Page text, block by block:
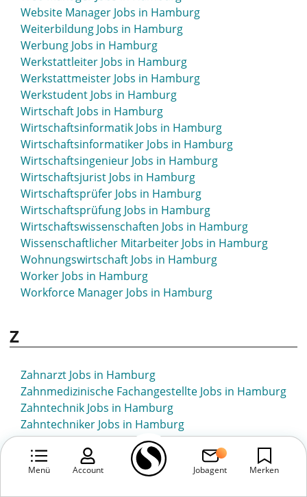
Website Manager Jobs in Hamburg
Weiterbildung Jobs in Hamburg
Werbung Jobs in Hamburg
Werkstattleiter Jobs in Hamburg
Werkstattmeister Jobs in Hamburg
Werkstudent Jobs in Hamburg
Wirtschaft Jobs in Hamburg
Wirtschaftsinformatik Jobs in Hamburg
Wirtschaftsinformatiker Jobs in Hamburg
Wirtschaftsingenieur Jobs in Hamburg
Wirtschaftsjurist Jobs in Hamburg
Wirtschaftsprüfer Jobs in Hamburg
Wirtschaftsprüfung Jobs in Hamburg
Wirtschaftswissenschaften Jobs in Hamburg
Wissenschaftlicher Mitarbeiter Jobs in Hamburg
Wohnungswirtschaft Jobs in Hamburg
Worker Jobs in Hamburg
Workforce Manager Jobs in Hamburg
Z
Zahnarzt Jobs in Hamburg
Zahnmedizinische Fachangestellte Jobs in Hamburg
Zahntechnik Jobs in Hamburg
Zahntechniker Jobs in Hamburg
Zerspaner Jobs in Hamburg
Zerspanungsmechaniker Jobs in Hamburg
Zerspanungstechniker Jobs in Hamburg
Menü Account Jobagent Merken